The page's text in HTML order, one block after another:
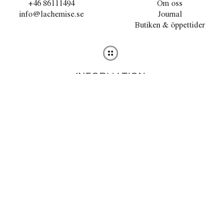
+46 86111494
info@lachemise.se
Om oss
Journal
Butiken & öppettider
INFORMATION